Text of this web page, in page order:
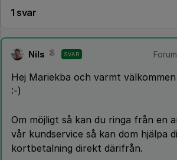
1 svar
Nils SVAR
Hej Mariekba och varmt
:-)
Om möjligt så kan du ringa från en
vår kundservice så kan dom hjälpa
kortbetalning direkt därifrån.